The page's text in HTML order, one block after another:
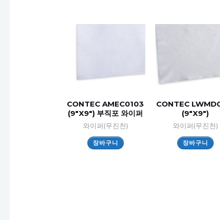
CONTEC AMEC0103
(9″X9″) 부직포 와이퍼
와이퍼(무진천)
장바구니
CONTEC
(9″X9″)
와이퍼(무진천)
장바구니